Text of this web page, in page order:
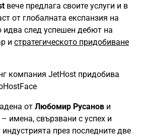
вече предлага своите услуги и в
от глобалната експанзия на
идва след успешен дебют на
и стратегическото придобиване
компания JetHost придобива
от Любомир Русанов и
– имена, свързвани с успех и
през последните две